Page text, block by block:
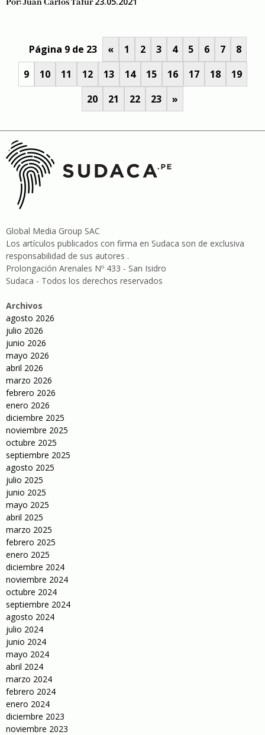
Por:Juan Carlos Tafur
Página 9 de 23 « 1 2 3 4 5 6 7
8
9
10 11 12 13 14 15 16 17 18
19
20
21 22 23 »
Global Media Group SAC
Los artículos publicados con firma en Sudaca son de exclusiva
responsabilidad de sus autores .
Prolongación Arenales Nº 433 - San Isidro
Sudaca - Todos los derechos reservados
Archivos
agosto 2026
julio 2026
junio 2026
mayo 2026
abril 2026
marzo 2026
febrero 2026
enero 2026
diciembre 2025
noviembre 2025
octubre 2025
septiembre 2025
agosto 2025
julio 2025
junio 2025
mayo 2025
abril 2025
marzo 2025
febrero 2025
enero 2025
diciembre 2024
noviembre 2024
octubre 2024
septiembre 2024
agosto 2024
julio 2024
junio 2024
mayo 2024
abril 2024
marzo 2024
febrero 2024
enero 2024
diciembre 2023
noviembre 2023